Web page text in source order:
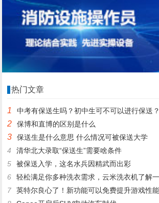
热门文章
1 中考有保送生吗？初中生可不可以进行保送？
2 保博和直博的区别是什么
3
保送生是什么意思 什么情况可被保送大学
4
清华北大录取“保送生”需要啥条件
5
被保送入学，这名水兵因精武而出彩
6
轻松满足你多种洗衣需求，云米洗衣机了解一
7
英特尔良心了！新功能可以免费提升游戏性